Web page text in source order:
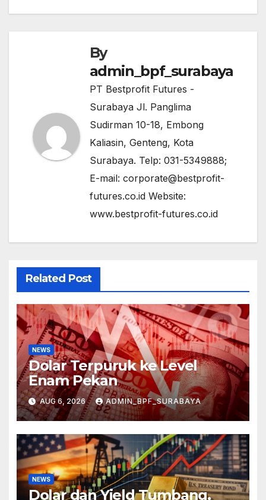
By
admin_bpf_surabaya
PT Bestprofit Futures -
Surabaya Jl. Panglima
Sudirman 10-18, Embong
Kaliasin, Genteng, Kota
Surabaya. Telp: 031-5349888;
E-mail: corporate@bestprofit-
futures.co.id Website:
www.bestprofit-futures.co.id
Related Post
NEWS
Dolar Terpuruk ke Level
Enam Pekan
AUG 6, 2026 ADMIN_BPF_SURABAYA
NEWS
Dolar dan Yield Tumbang,